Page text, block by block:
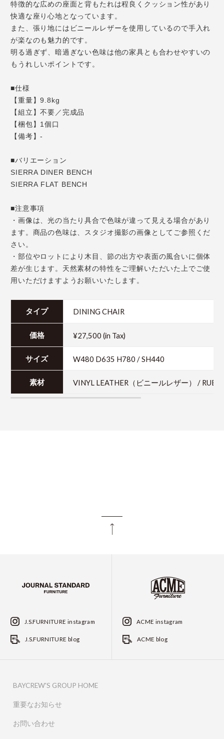
特徴的な広めの座面と背もたれは程良くクッション性があり
快適な座り心地となっています。
また、張り地にはビニールレザーを使用しているので手入れ
が楽なのも魅力的です。
明る過ぎず、暗過ぎない色味は他の家具とも合わせやすいの
もうれしいポイントです。
■仕様
【重量】9.8kg
【組立】不要／完成品
【梱包】1個口
【備考】-
■バリエーション
SIERRA DINER BENCH
SIERRA FLAT BENCH
■注意事項
・画像は、光の当たり具合で色味が違って見える場合があり
ます。商品の色味は、スタジオ撮影の画像としてご参照くだ
さい。
・部位やロットにより木目、節の出方や表面の風合いに個体
差が生じます。天然素材の特性をご理解いただいた上でご使
用いただけますようお願いいたします。
タイプ DINING CHAIR
価格 ¥27,500 (in Tax)
サイズ W480 D635 H780 / SH440
素材 VINYL LEATHER（ビニールレザー） /
J.S.FURNITURE instagram
J.S.FURNITURE blog
ACME instagram
ACME blog
BAYCREW'S GROUP HOME
重要なお知らせ
お問い合わせ